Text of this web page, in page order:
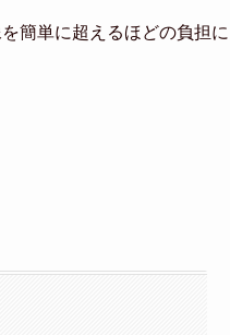
簡単に超えるほどの負担に